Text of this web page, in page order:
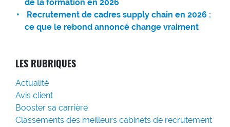
de la formation en 2026
Recrutement de cadres supply chain en 2026 :
ce que le rebond annoncé change vraiment
LES RUBRIQUES
Actualité
Avis client
Booster sa carrière
Classements des meilleurs cabinets de recrutement